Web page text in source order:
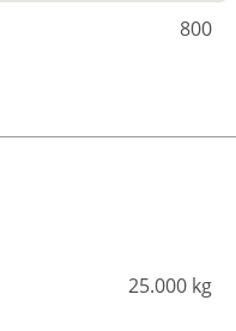
800
25.000 kg